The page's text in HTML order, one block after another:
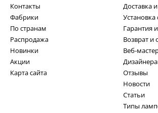
Контакты
Фабрики
По странам
Распродажа
Новинки
Акции
Карта сайта
Доставка
Установка
Гарантия
Возврат и
Веб-
Отзывы
Новости
Статьи
Типы